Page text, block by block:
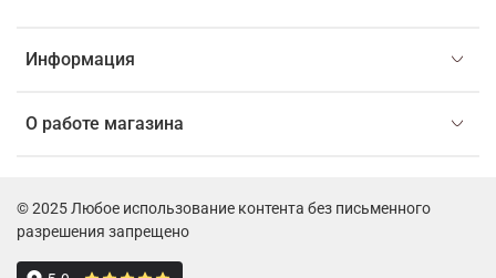
Информация
О работе магазина
© 2025 Любое использование контента без письменного
разрешения запрещено